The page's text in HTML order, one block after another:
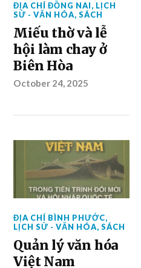
ĐỊA CHÍ ĐỒNG NAI, LỊCH
SỬ - VĂN HÓA,SÁCH
Miếu thờ và lễ
hội làm chay ở
Biên Hòa
October 24, 2025
ĐỊA CHÍ BÌNH PHƯỚC,
LỊCH SỬ - VĂN HÓA,SÁCH
Quản lý văn hóa
Việt Nam